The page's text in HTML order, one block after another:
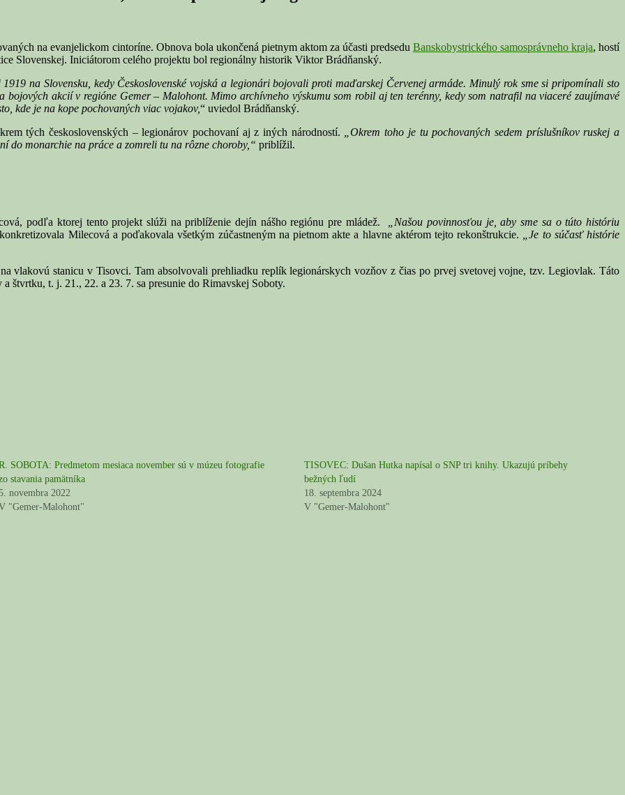
na evanjelickom cintoríne. Obnova bola ukončená pietnym aktom za účasti predsedu Banskobystrického samosprávneho kraja, hostí
Slovenskej. Iniciátorom celého projektu bol regionálny historik Viktor Brádňanský.
na Slovensku, kedy Československé vojská a legionári bojovali proti maďarskej Červenej armáde. Minulý rok sme si pripomínali sto
akcií v regióne Gemer – Malohont. Mimo archívneho výskumu som robil aj ten terénny, kedy som natrafil na viaceré zaujímavé
kde je na kope pochovaných viac vojakov,“ uviedol Brádňanský.
tých československých – legionárov pochovaní aj z iných národností.
„Okrem toho je tu pochovaných sedem príslušníkov ruskej a
do monarchie na práce a zomreli tu na rôzne choroby,“ priblížil.
podľa ktorej tento projekt slúži na priblíženie dejín nášho regiónu pre mládež.
„Našou povinnosťou je, aby sme sa o túto históriu
konkretizovala Milecová a poďakovala všetkým zúčastneným na pietnom akte a hlavne aktérom tejto rekonštrukcie.
„Je to súčasť histórie
vlakovú stanicu v Tisovci. Tam absolvovali prehliadku replík legionárskych vozňov z čias po prvej svetovej vojne, tzv. Legiovlak. Táto
štvrtku, t. j. 21., 22. a 23. 7. sa presunie do Rimavskej Soboty.
SOBOTA: Predmetom mesiaca november sú v múzeu fotografie
stavania pamätníka
5. novembra 2022
"Gemer-Malohont"
TISOVEC: Dušan Hutka napísal o SNP tri knihy. Ukazujú príbehy
bežných ľudí
18. septembra 2024
V "Gemer-Malohont"